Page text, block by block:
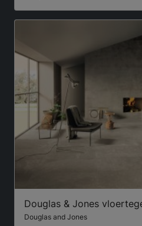
Douglas & Jones
Douglas and Jones